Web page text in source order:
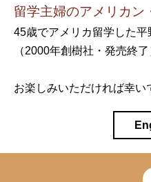
留学主婦のアメリカン
45歳でアメリカ留学した
（2000年創樹社・発売終
お楽しみいただければ幸い